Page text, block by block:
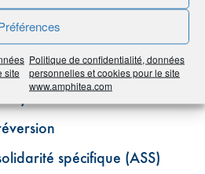
site
Politique de confidentialité, données
personnelles et cookies pour le site
www.amphitea.com
handicapés (AAH)
de l’enfant
spécifique (ASS)